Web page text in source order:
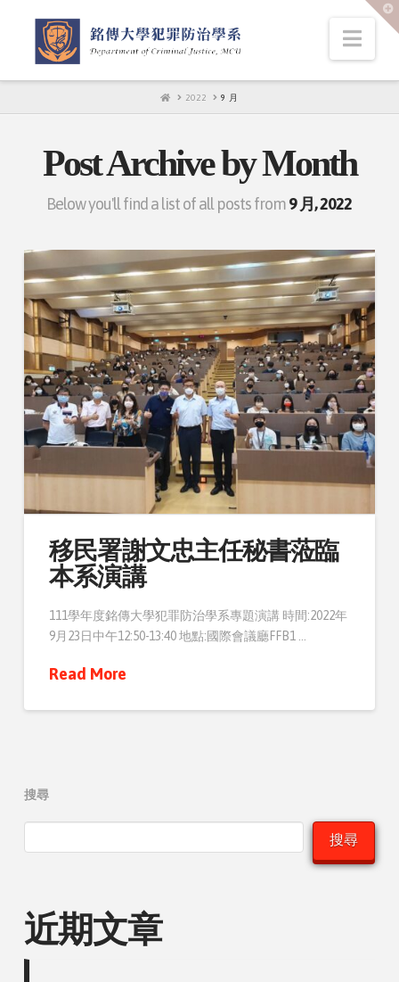
HOME
2022 9 月
Post Archive by Month
Below you'll find a list of all posts from9 月, 2022
移民署謝文忠主任秘書蒞臨
本系演講
111學年度銘傳大學犯罪防治學系專題演講 時間:2022年
9月23日中午12:50-13:40 地點:國際會議廳FFB1 …
Read More
搜尋
搜尋
近期文章